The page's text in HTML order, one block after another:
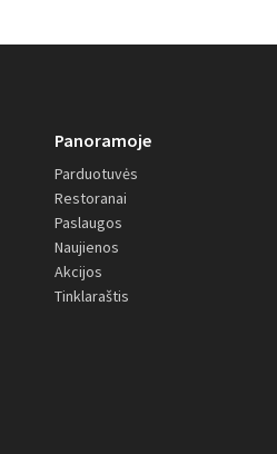
Panoramoje
Parduotuvės
Restoranai
Paslaugos
Naujienos
Akcijos
Tinklaraštis